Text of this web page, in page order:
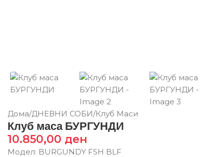
Дома/ДНЕВНИ СОБИ/Клуб Маси
Клуб маса БУРГУНДИ
10.850,00 ден
Модел: BURGUNDY FSH BLF